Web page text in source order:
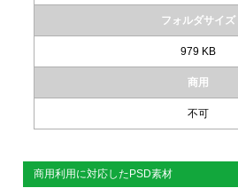
フォルダサイズ
979 KB
商用
不可
商用利用に対応したPSD素材